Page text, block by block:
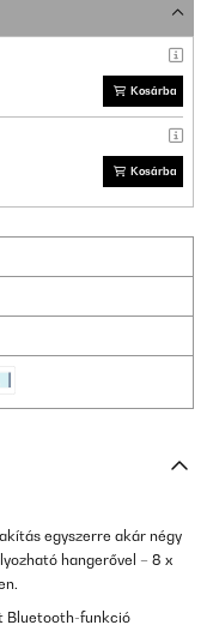
Kosárba
Kosárba
egyszerre akár négy
hangerővel – 8 x
Bluetooth-funkció